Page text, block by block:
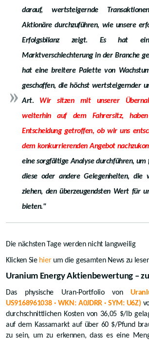
darauf, wertsteigernde
Aktionäre durchzuführen, wie unsere
Erfolgsbilanz zeigt. Es hat
Marktverschlechterung in der Branche
hat eine breitere Palette von
geschaffen, die höchst wertsteigernder
Art. Wir sitzen mit unserer
weiterhin auf dem Fahrersitz,
Entscheidung getroffen, ob wir uns
dem konkurrierenden Angebot
eine sorgfältige Analyse durchführen, um
diese oder andere Gelegenheiten,
ziehen, den überzeugendsten Wert für
bieten."
Die nächsten Tage werden nicht langweilig
Klicken Sie hierum die gesamten News zu
Uranium Energy Aktienbewertung –
Das physische Uran-Portfolio von
US9168961038 · WKN: A0JDRR · SYM: U6Z)
durchschnittlichen Kosten von 36,05 $/lb
auf dem Kassamarkt auf über 60 $/Pfund
zu sein, um zu erkennen, dass es eine